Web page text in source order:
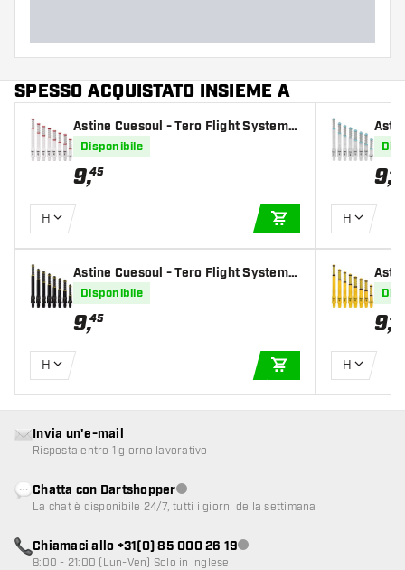
SPESSO ACQUISTATO INSIEME A
Astine Cuesoul - Tero Flight System A
K7 - White
Disponibile
9,45
H
AGGIUNGI AL
Astine Cuesoul - Tero Flight System A
K7 - Black
Disponibile
9,45
H
AGGIUNGI AL
K7
9,45
H
K7
9,45
H
Invia un'e-mail
Risposta entro 1 giorno lavorativo
Chatta con DartshopperServizio clienti non disponibile
La chat è disponibile 24/7, tutti i giorni della settimana
Chiamaci allo +31(0) 85 000 26 19Servizio clienti non disponibile
8:00 - 21:00 (Lun-Ven) Solo in inglese